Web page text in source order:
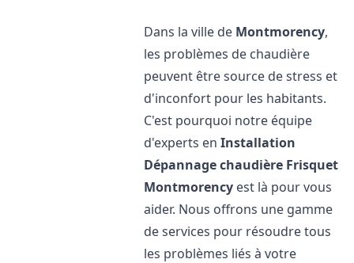
Dans la ville de Montmorency,
les problèmes de chaudière
peuvent être source de stress et
d'inconfort pour les habitants.
C'est pourquoi notre équipe
d'experts enInstallation
Dépannage chaudière Frisquet
Montmorency est là pour vous
aider. Nous offrons une gamme
de services pour résoudre tous
les problèmes liés à votre